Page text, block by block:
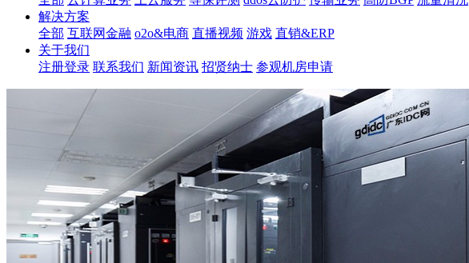
解决方案
全部 互联网金融 o2o&电商 直播视频 游戏 直销&ERP
关于我们
注册登录 联系我们 新闻资讯 招贤纳士 参观机房申请